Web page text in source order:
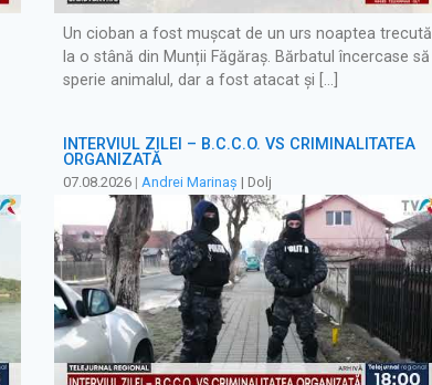
Un cioban a fost mușcat de un urs noaptea trecută
la o stână din Munții Făgăraș. Bărbatul încercase să
sperie animalul, dar a fost atacat și […]
INTERVIUL ZILEI – B.C.C.O. VS CRIMINALITATEA
ORGANIZATĂ
07.08.2026 | Andrei Marinaș | Dolj